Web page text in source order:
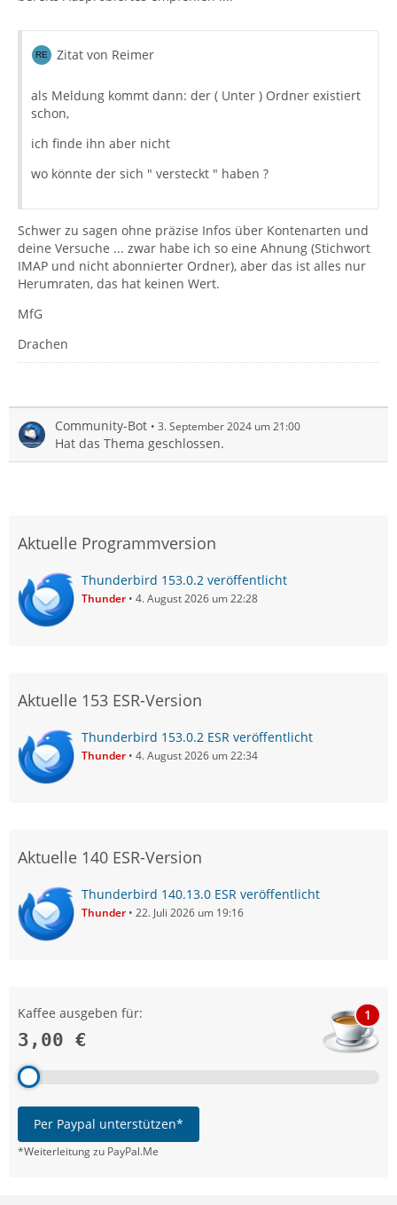
Zitat von Reimer
als Meldung kommt dann: der ( Unter ) Ordner existiert
schon,
ich finde ihn aber nicht
wo könnte der sich " versteckt " haben ?
Schwer zu sagen ohne präzise Infos über Kontenarten und
deine Versuche ... zwar habe ich so eine Ahnung (Stichwort
IMAP und nicht abonnierter Ordner), aber das ist alles nur
Herumraten, das hat keinen Wert.
MfG
Drachen
Community-Bot 3. September 2024 um 21:00
Hat das Thema geschlossen.
Aktuelle Programmversion
Thunderbird 153.0.2 veröffentlicht
Thunder 4. August 2026 um 22:28
Aktuelle 153 ESR-Version
Thunderbird 153.0.2 ESR veröffentlicht
Thunder 4. August 2026 um 22:34
Aktuelle 140 ESR-Version
Thunderbird 140.13.0 ESR veröffentlicht
Thunder 22. Juli 2026 um 19:16
Kaffee ausgeben für:
3,00 €
1
Per Paypal unterstützen*
*Weiterleitung zu PayPal.Me